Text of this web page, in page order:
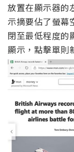
放置在顯示器的
示摘要佔了螢幕
閉至最低程度的
顯示，點擊單則